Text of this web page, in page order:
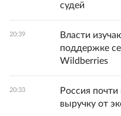
судей
20:39
Власти
поддержке
Wildberries
20:33
Россия почти
выручку от